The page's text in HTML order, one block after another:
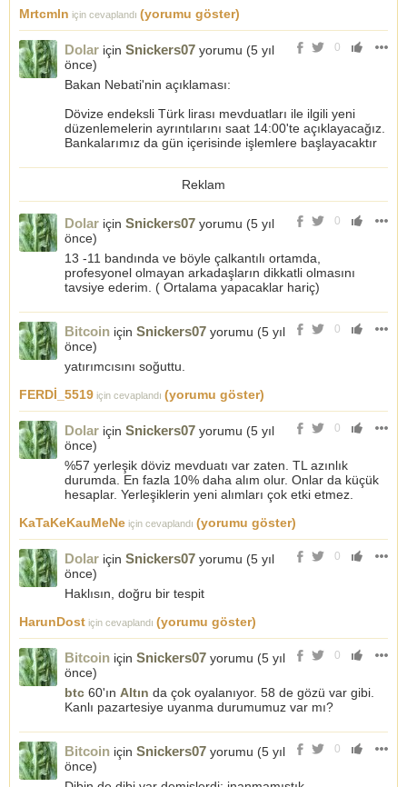
Mrtcmln için cevaplandı (yorumu göster)
0
Dolar için Snickers07 yorumu (5 yıl
önce)
Bakan Nebati'nin açıklaması:
Dövize endeksli Türk lirası mevduatları ile ilgili yeni
düzenlemelerin ayrıntılarını saat 14:00'te açıklayacağız.
Bankalarımız da gün içerisinde işlemlere başlayacaktır
Reklam
0
Dolar için Snickers07 yorumu (5 yıl
önce)
13 -11 bandında ve böyle çalkantılı ortamda,
profesyonel olmayan arkadaşların dikkatli olmasını
tavsiye ederim. ( Ortalama yapacaklar hariç)
0
Bitcoin için Snickers07 yorumu (5 yıl
önce)
yatırımcısını soğuttu.
FERDİ_5519 için cevaplandı (yorumu göster)
0
Dolar için Snickers07 yorumu (5 yıl
önce)
%57 yerleşik döviz mevduatı var zaten. TL azınlık
durumda. En fazla 10% daha alım olur. Onlar da küçük
hesaplar. Yerleşiklerin yeni alımları çok etki etmez.
KaTaKeKauMeNe için cevaplandı (yorumu göster)
0
Dolar için Snickers07 yorumu (5 yıl
önce)
Haklısın, doğru bir tespit
HarunDost için cevaplandı (yorumu göster)
0
Bitcoin için Snickers07 yorumu (5 yıl
önce)
btc 60'ın Altın da çok oyalanıyor. 58 de gözü var gibi.
Kanlı pazartesiye uyanma durumumuz var mı?
0
Bitcoin için Snickers07 yorumu (5 yıl
önce)